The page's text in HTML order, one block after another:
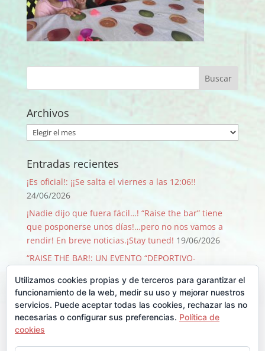
Archivos
Archivos
Entradas recientes
¡Es oficial!: ¡¡Se salta el viernes a las 12:06!!
24/06/2026
¡Nadie dijo que fuera fácil…! “Raise the bar” tiene
que posponerse unos días!…pero no nos vamos a
rendir! En breve noticias.¡Stay tuned! 19/06/2026
“RAISE THE BAR!: UN EVENTO “DEPORTIVO-
AÑOS! 09/06/2026
¡GRACIAS, GRACIAS …Y GRACIAS! 29/08/2025
Llegó Junio y con él la Backyard!! 30/06/2025
Utilizamos cookies propias y de terceros para garantizar el
funcionamiento de la web, medir su uso y mejorar nuestros
servicios. Puede aceptar todas las cookies, rechazar las no
necesarias o configurar sus preferencias. Política de
cookies